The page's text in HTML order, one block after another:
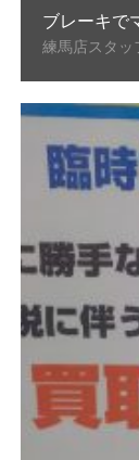
ブレーキで
練馬店スタッ